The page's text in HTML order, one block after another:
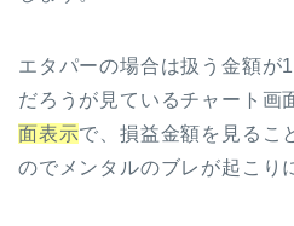
エタパーの場合は扱う金額が
だろうが見ているチャート画
面表示で、損益金額を見るこ
のでメンタルのブレが起こり